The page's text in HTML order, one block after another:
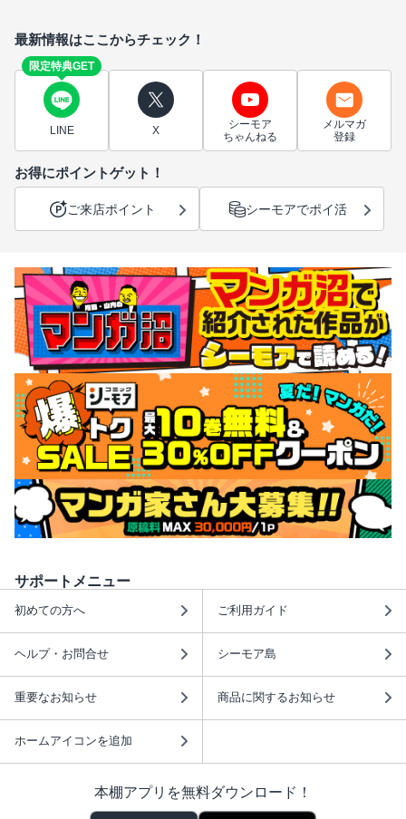
最新情報はここからチェック！
限定特典GET
LINE X
シーモア
ちゃんねる
メルマガ
登録
お得にポイントゲット！
ご来店ポイント シーモアでポイ活
サポートメニュー
初めての方へ ご利用ガイド
ヘルプ・お問合せ シーモア島
重要なお知らせ 商品に関するお知らせ
ホームアイコンを追加
本棚アプリを無料ダウンロード！